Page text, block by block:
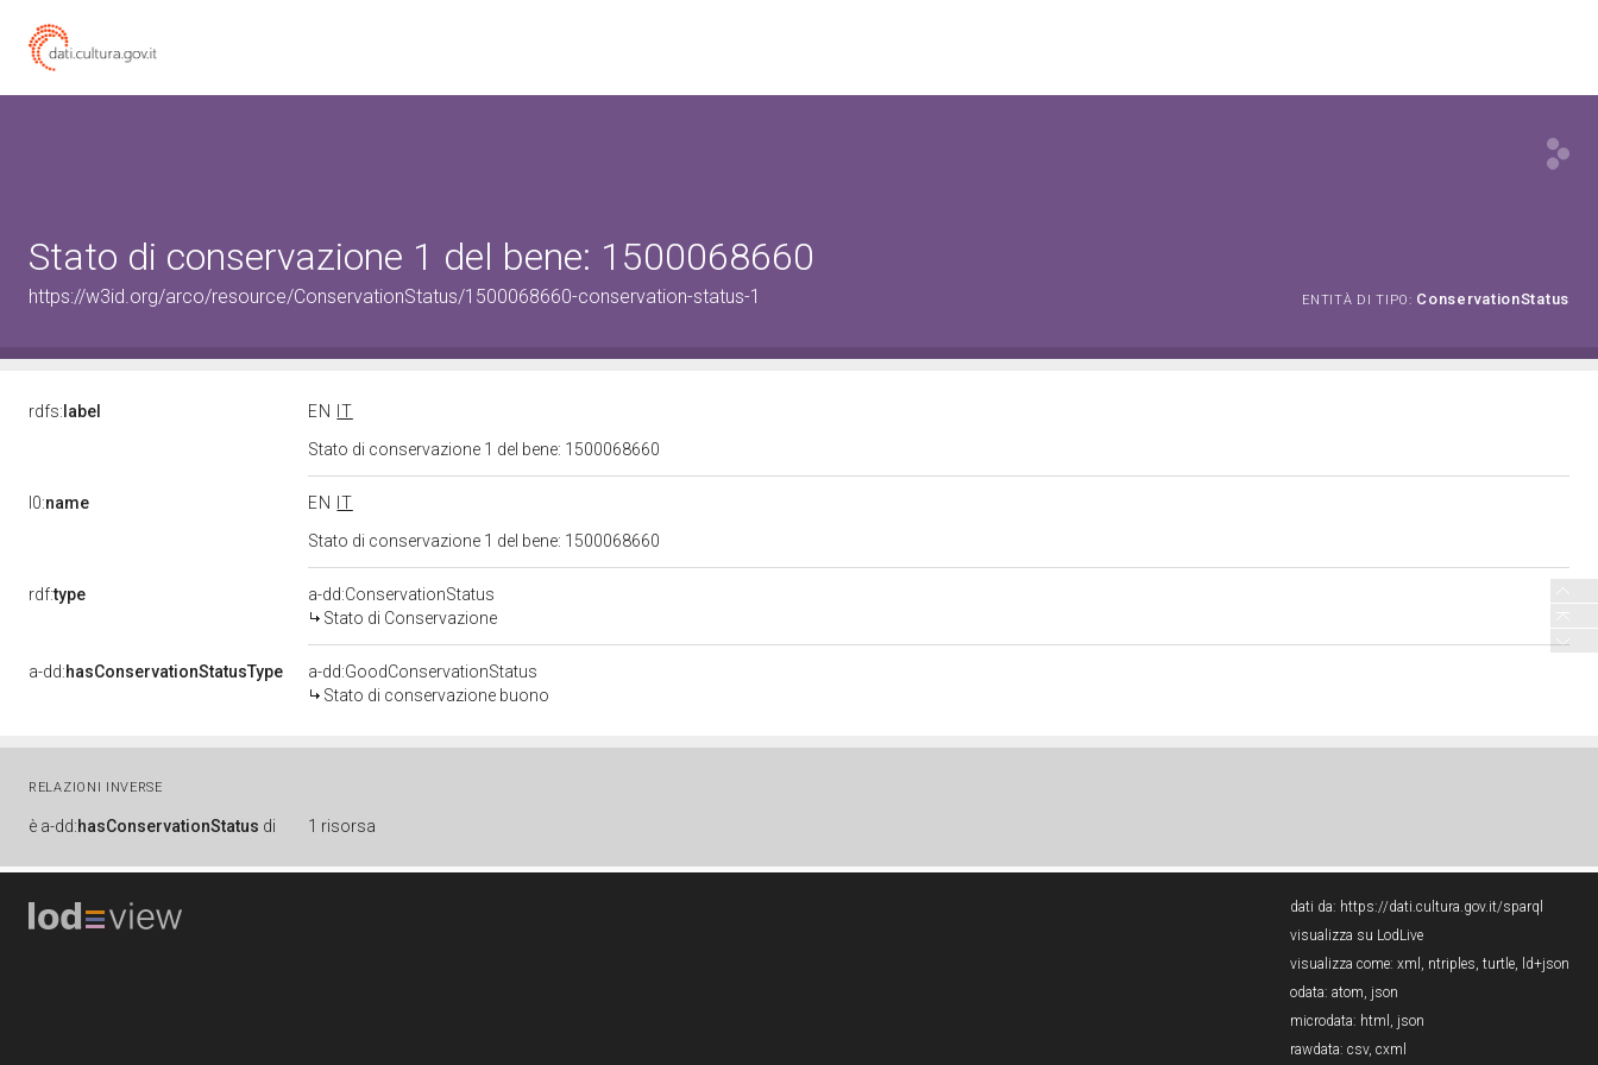
Stato di conservazione 1 del bene: 1500068660
https://w3id.org/arco/resource/ConservationStatus/1500068660-conservation-status-1 ENTITÀ DI TIPO: ConservationStatus
rdfs: label EN
IT
Stato di conservazione 1 del bene: 1500068660
l0:name EN
IT
Stato di conservazione 1 del bene: 1500068660
rdf:type
a-dd:ConservationStatus
Stato di Conservazione
a-dd:hasConservationStatusType
a-dd:GoodConservationStatus
Stato di conservazione buono
RELAZIONI INVERSE
è a-dd:hasConservationStatus di 1 risorsa
dati da: https://dati.cultura.gov.it/sparql
visualizza su LodLive
visualizza come: xml , ntriples, turtle, ld+json
odata: atom, json
microdata: html , json
rawdata: csv, cxml